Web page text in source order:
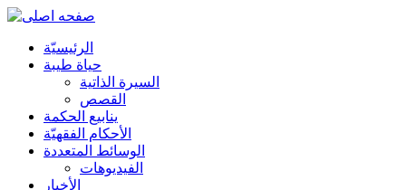
الرئیسیّة
حياة طيبة
السيرة الذاتية
القصص
ينابيع الحكمة
الأحکام الفقهیّة
الوسائط المتعددة
الفیدیوهات
الأخبار